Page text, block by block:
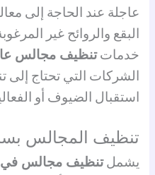
عاجلة عند الحاجة إلى
البقع والروائح غير
خدماتتنظيف مجالس
الشركات التي تحتاج
استقبال الضيوف أو
تنظيف المجالس
يشملتنظيف مجالس في